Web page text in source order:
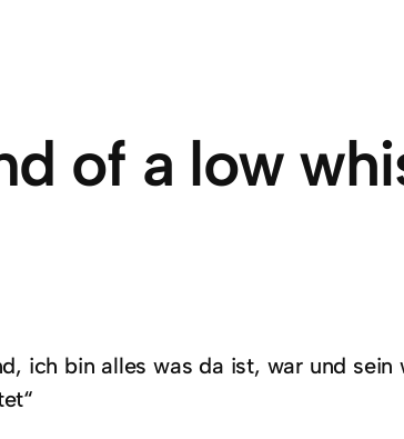
of a low
ich bin alles was da ist, war und sein